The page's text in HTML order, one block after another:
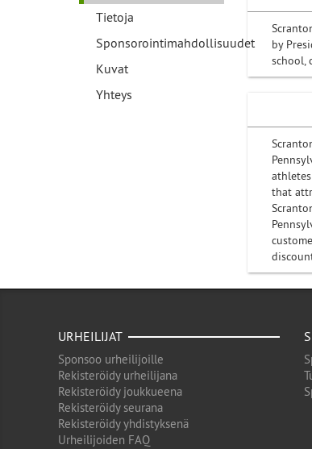
Tietoja
Sponsorointimahdollisuudet
Kuvat
Yhteys
by
school,
that
URHEILIJAT
Sponsoo urheilijoille
Rekisteröidy urheilijana
Rekisteröidy joukkueena
Rekisteröidy seurana
Rekisteröidy yhdistyksenä
Urheilijoiden FAQ